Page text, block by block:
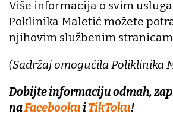
Više informacija o svim
Poklinika Maletić možete
njihovim službenim
(Sadržaj omogućila Poliklinika
Dobijte informaciju odmah,
naFacebookuiTikToku!